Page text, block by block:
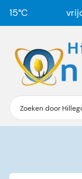
15°C